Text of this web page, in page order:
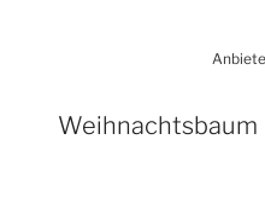
Weihnachtsbaum